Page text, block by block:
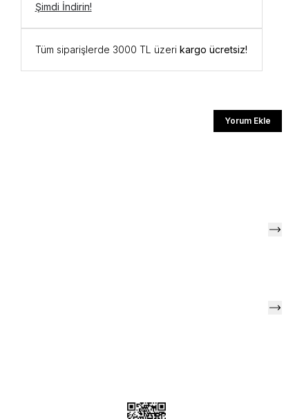
Şimdi İndirin!
Tüm siparişlerde 3000 TL üzeri kargo ücretsiz!
Yorum Ekle